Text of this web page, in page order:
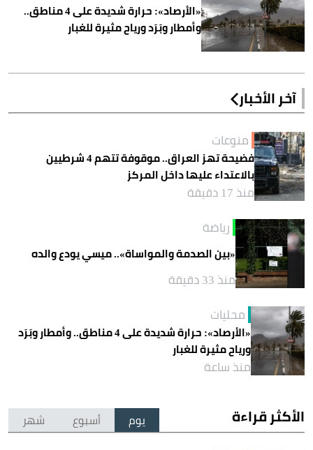
«الأرصاد»: حرارة شديدة على 4 مناطق..
وأمطار وبَرَد ورياح مثيرة للغبار
آخر الأخبار
منوعات
فضيحة تهز العراق.. موقوفة تتهم 4 شرطيين
بالاعتداء عليها داخل المركز
منذ 17 دقيقة
رياضة
«بين الصدمة والمواساة».. ميسي يودع والده
منذ 33 دقيقة
محليات
«الأرصاد»: حرارة شديدة على 4 مناطق.. وأمطار وبَرَد
ورياح مثيرة للغبار
منذ ساعة
الأكثر قراءة يوم أسبوع شهر